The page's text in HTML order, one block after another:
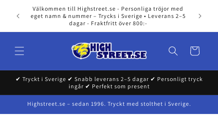
Skip to
content
Välkommen till Highstreet.se - Personliga tröjor med
eget namn & nummer – Trycks i Sverige • Leverans 2–5
dagar - Fraktfritt över 800:-
Cart
✔ Tryckt i Sverige ✔ Snabb leverans 2–5 dagar ✔ Personligt tryck
ingår ✔ Perfekt som present
Highstreet.se – sedan 1996. Tryckt med stolthet i Sverige.